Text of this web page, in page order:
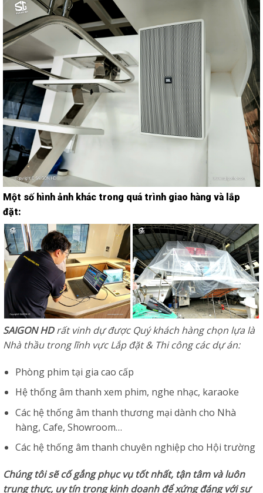
Một số hình ảnh khác trong quá trình giao hàng và lắp
đặt:
SAIGON HDrất vinh dự được Quý khách hàng chọn lựa là
Nhà thầu trong lĩnh vực Lắp đặt & Thi công các dự án:
Phòng phim tại gia cao cấp
Hệ thống âm thanh xem phim, nghe nhạc, karaoke
Các hệ thống âm thanh thương mại dành cho Nhà
hàng, Cafe, Showroom…
Các hệ thống âm thanh chuyên nghiệp cho Hội trường
Chúng tôi sẽ cố gắng phục vụ tốt nhất, tận tâm và luôn
trung thực, uy tín trong kinh doanh để xứng đáng với sự